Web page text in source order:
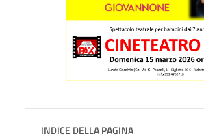
INDICE DELLA PAGINA